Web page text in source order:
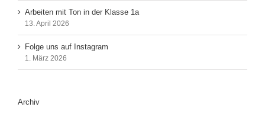
Arbeiten mit Ton in der Klasse 1a
13. April 2026
Folge uns auf Instagram
1. März 2026
Archiv